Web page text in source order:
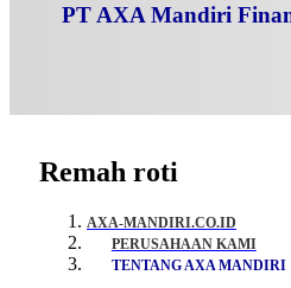
PT AXA Mandiri
Remah roti
AXA-MANDIRI.CO.ID
PERUSAHAAN KAMI
TENTANG AXA MANDIRI